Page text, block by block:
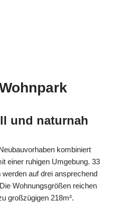
und naturnah
kombiniert
einer ruhigen Umgebung. 33
auf drei ansprechend
Wohnungsgrößen reichen
großzügigen 218m².